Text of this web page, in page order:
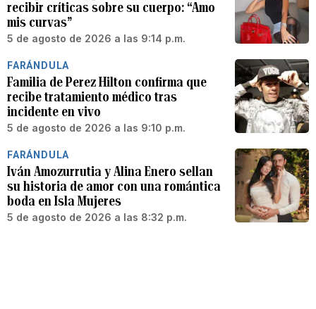
recibir críticas sobre su cuerpo: “Amo
mis curvas”
5 de agosto de 2026 a las 9:14 p.m.
FARÁNDULA
Familia de Perez Hilton confirma que
recibe tratamiento médico tras
incidente en vivo
5 de agosto de 2026 a las 9:10 p.m.
FARÁNDULA
Iván Amozurrutia y Alina Enero sellan
su historia de amor con una romántica
boda en Isla Mujeres
5 de agosto de 2026 a las 8:32 p.m.